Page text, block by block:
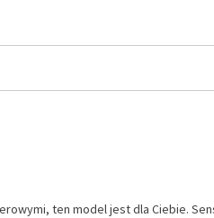
ten model jest dla Ciebie.